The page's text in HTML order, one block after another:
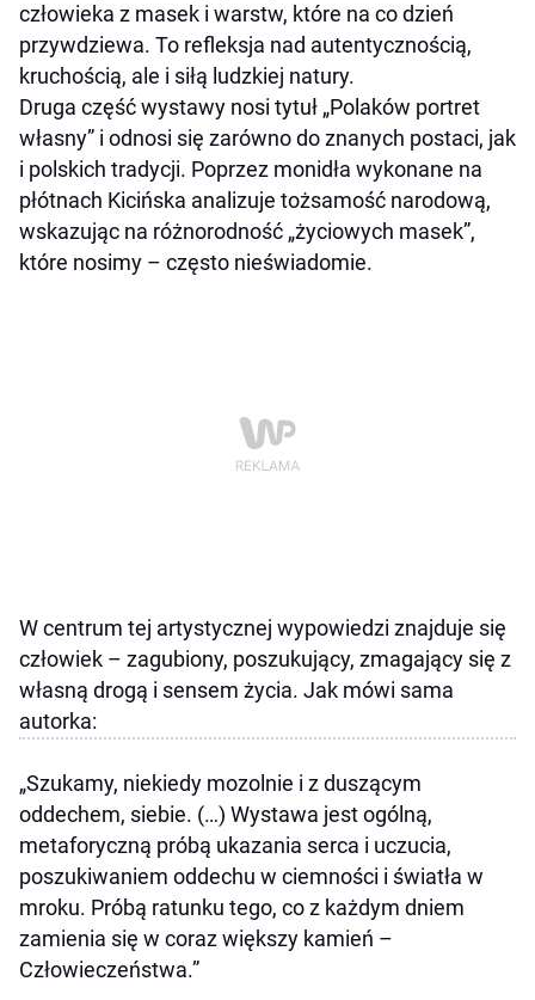
człowieka z masek i warstw, które na co dzień
przywdziewa. To refleksja nad autentycznością,
kruchością, ale i siłą ludzkiej natury.
Druga część wystawy nosi tytuł „Polaków portret
własny” i odnosi się zarówno do znanych postaci, jak
i polskich tradycji. Poprzez monidła wykonane na
płótnach Kicińska analizuje tożsamość narodową,
wskazując na różnorodność „życiowych masek”,
które nosimy – często nieświadomie.
W centrum tej artystycznej wypowiedzi znajduje się
człowiek – zagubiony, poszukujący, zmagający się z
własną drogą i sensem życia. Jak mówi sama
autorka:
„Szukamy, niekiedy mozolnie i z duszącym
oddechem, siebie. (…) Wystawa jest ogólną,
metaforyczną próbą ukazania serca i uczucia,
poszukiwaniem oddechu w ciemności i światła w
mroku. Próbą ratunku tego, co z każdym dniem
zamienia się w coraz większy kamień –
Człowieczeństwa.”